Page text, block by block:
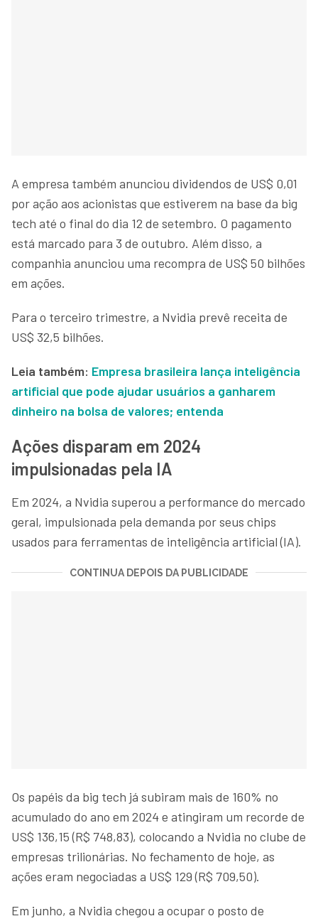
A empresa também anunciou dividendos de US$ 0,01
por ação aos acionistas que estiverem na base da big
tech até o final do dia 12 de setembro. O pagamento
está marcado para 3 de outubro. Além disso, a
companhia anunciou uma recompra de US$ 50 bilhões
em ações.
Para o terceiro trimestre, a Nvidia prevê receita de
US$ 32,5 bilhões.
Leia também: Empresa brasileira lança inteligência
artificial que pode ajudar usuários a ganharem
dinheiro na bolsa de valores; entenda
Ações disparam em 2024
impulsionadas pela IA
Em 2024, a Nvidia superou a performance do mercado
geral, impulsionada pela demanda por seus chips
usados para ferramentas de inteligência artificial (IA).
CONTINUA DEPOIS DA PUBLICIDADE
Os papéis da big tech já subiram mais de 160% no
acumulado do ano em 2024 e atingiram um recorde de
US$ 136,15 (R$ 748,83), colocando a Nvidia no clube de
empresas trilionárias. No fechamento de hoje, as
ações eram negociadas a US$ 129 (R$ 709,50).
Em junho, a Nvidia chegou a ocupar o posto de